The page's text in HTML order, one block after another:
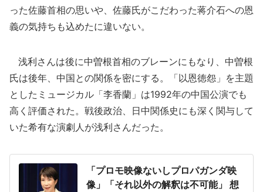
った佐藤首相の思いや、佐藤氏がこだわった蒋介石への恩
義の気持ちも込めたに違いない。
浅利さんは後に中曽根首相のブレーンにもなり、中曽根
氏は後年、中国との関係を密にする。「以恩徳怨」を主題
としたミュージカル「李香蘭」は1992年の中国公演でも
高く評価された。戦後政治、日中関係史にも深く関与して
いた希有な演劇人が浅利さんだった。
「プロモ映像ないしプロパガンダ映
像」「それ以外の解釈は不可能」 想